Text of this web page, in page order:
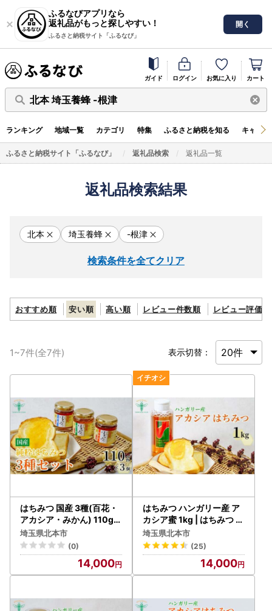
ふるなびアプリなら
返礼品がもっと探しやすい！
ふるさと納税サイト「ふるなび」
開く
ガイド ログイン お気に入り カート
北本 埼玉養蜂 -根津
ランキング 地域一覧 カテゴリ 特集 ふるさと納税を知る キャン
ふるさと納税サイト「ふるなび」 返礼品検索 返礼品一覧
返礼品検索結果
北本 埼玉養蜂 -根津
検索条件を全てクリア
おすすめ順 安い順 高い順 レビュー件数順 レビュー評価順
1~7件(全7件) 表示切替：
はちみつ 国産 3種(百花・
アカシア・みかん) 110g×
3個 | はちみつ 蜂蜜 埼玉養
蜂
埼玉県北本市
(0)
14,000
はちみつ ハンガリー産 ア
カシア蜜 1kg | はちみつ 蜂
蜜 埼玉養蜂
埼玉県北本市
(25)
14,000